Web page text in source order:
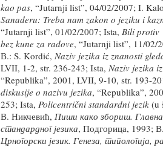
kao pas, “Jutarnji list”, 04/02/2007; I.
Sanaderu: Treba nam zakon o jeziku i
“Jutarnji list”, 01/02/2007; Ista, Bili protiv
bez kune za radove, “Jutarnji list”, 11/02/
В.: S. Kordić, Naziv jezika iz znanosti
LVII, 1-2, str. 236-243; Ista, Naziv jezika
“Republika”, 2001, LVII, 9-10, str. 193-
diskusije o nazivu jezika, “Republika”,
253; Ista, Policentrični standardni jezik (u
В. Никчевић, Пиши како збориш. Главна
стандардног језика, Подгорица, 1993;
Црногорски језик. Генеза, типологија,